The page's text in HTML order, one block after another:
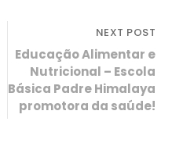
NEXT POST
Educação Alimentar e
Nutricional – Escola
Básica Padre Himalaya
promotora da saúde!